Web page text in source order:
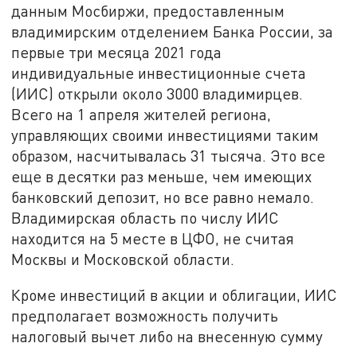
данным Мосбиржи, предоставленным
владимирским отделением Банка России, за
первые три месяца 2021 года
индивидуальные инвестиционные счета
(ИИС) открыли около 3000 владимирцев.
Всего на 1 апреля жителей региона,
управляющих своими инвестициями таким
образом, насчитывалась 31 тысяча. Это все
еще в десятки раз меньше, чем имеющих
банковский депозит, но все равно немало.
Владимирская область по числу ИИС
находится на 5 месте в ЦФО, не считая
Москвы и Московской области.
Кроме инвестиций в акции и облигации, ИИС
предполагает возможность получить
налоговый вычет либо на внесенную сумму